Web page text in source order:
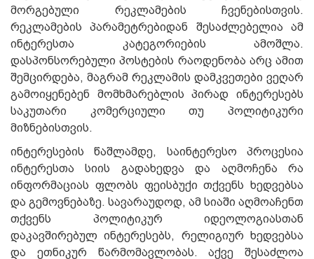
მორგებული რეკლამების ჩვენებისთვის.
რეკლამების პარამეტრებიდან შესაძლებელია ამ
ინტერესთა კატეგორიების ამოშლა.
დასპონსორებული პოსტების რაოდენობა არც ამით
შემცირდება, მაგრამ რეკლამის დამკვეთები ვეღარ
გამოიყენებენ მომხმარებლის პირად ინტერესებს
საკუთარი კომერციული თუ პოლიტიკური
მიზნებისთვის.
ინტერესების წაშლამდე, საინტერესო პროცესია
ინტერესთა სიის გადახედვა და აღმოჩენა რა
ინფორმაციას ფლობს ფეისბუქი თქვენს ხედვებსა
და გემოვნებაზე. სავარაუდოდ, ამ სიაში აღმოაჩენთ
თქვენს პოლიტიკურ იდეოლოგიასთან
დაკავშირებულ ინტერესებს, რელიგიურ ხედვებსა
და ეთნიკურ წარმომავლობას. აქვე შესაძლოა